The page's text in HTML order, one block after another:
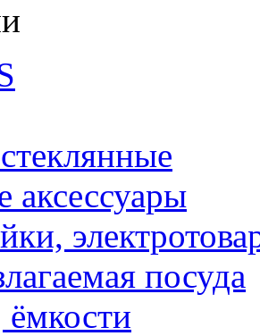
аксессуары
посуда